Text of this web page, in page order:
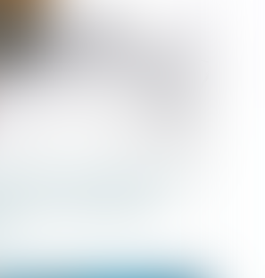
de l'interdiction de
thermiques